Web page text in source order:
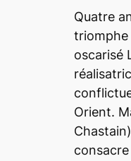
Quatre
triomphe
oscarisé
Orient.
consacre